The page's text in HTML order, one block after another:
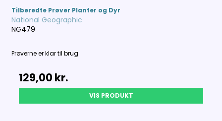
Tilberedte Prøver Planter og Dyr
National Geographic
NG479
Prøverne er klar til brug
129,00 kr.
VIS PRODUKT